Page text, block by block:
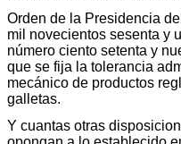
Orden de la Presidencia
mil novecientos sesenta y
número ciento setenta y
que se fija la tolerancia
mecánico de productos
galletas.
Y cuantas otras